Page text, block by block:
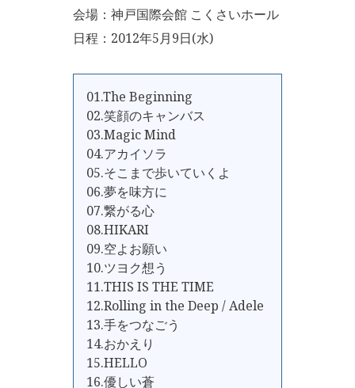
会場：神戸国際会館 こくさいホール
日程：2012年5月9日(水)
01.The Beginning
02.笑顔のキャンバス
03.Magic Mind
04.アカイソラ
05.そこまで歩いていくよ
06.夢を味方に
07.繋がる心
08.HIKARI
09.空よお願い
10.ツヨク想う
11.THIS IS THE TIME
12.Rolling in the Deep / Adele
13.手をつなごう
14.おかえり
15.HELLO
16.優しい蒼